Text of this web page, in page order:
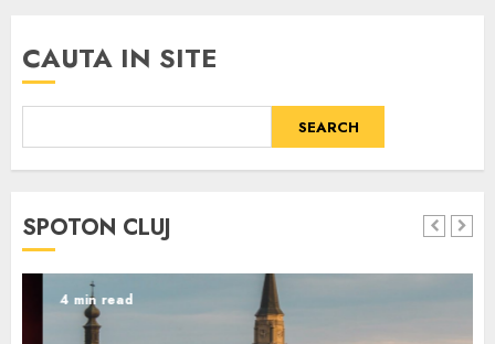
CAUTA IN SITE
SEARCH
SPOTON CLUJ
4 min read